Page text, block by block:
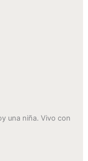
una niña. Vivo con